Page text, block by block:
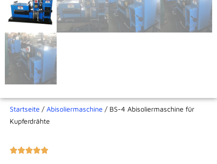
Startseite / Abisoliermaschine / BS-4 Abisoliermaschine für
Kupferdrähte